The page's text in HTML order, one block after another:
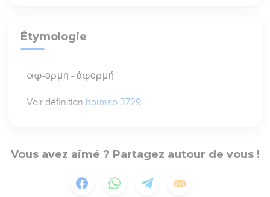
Étymologie
αφ-ορμη - ἀφορμή
Voir définition hormao 3729
Vous avez aimé ? Partagez autour de vous !